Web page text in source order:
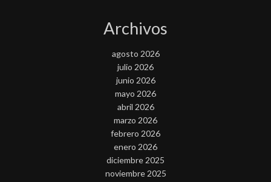
Archivos
agosto 2026
julio 2026
junio 2026
mayo 2026
abril 2026
marzo 2026
febrero 2026
enero 2026
diciembre 2025
noviembre 2025